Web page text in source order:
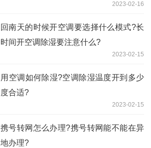
2023-02-16
回南天的时候开空调要选择什么模式?长
时间开空调除湿要注意什么?
2023-02-15
用​空调如何除湿?空调除湿温度开到多少
度合适?
2023-02-15
携号转网怎么办理?携号转网能不能在异
地办理?